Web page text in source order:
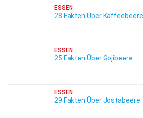
ESSEN
28 Fakten Über Kaffeebeere
ESSEN
25 Fakten Über Gojibeere
ESSEN
29 Fakten Über Jostabeere